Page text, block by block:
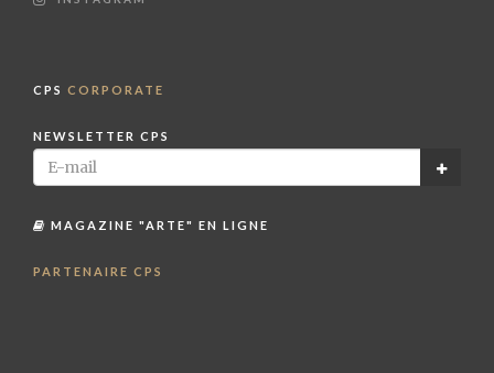
CPS CORPORATE
NEWSLETTER CPS
MAGAZINE "ARTE" EN LIGNE
PARTENAIRE CPS